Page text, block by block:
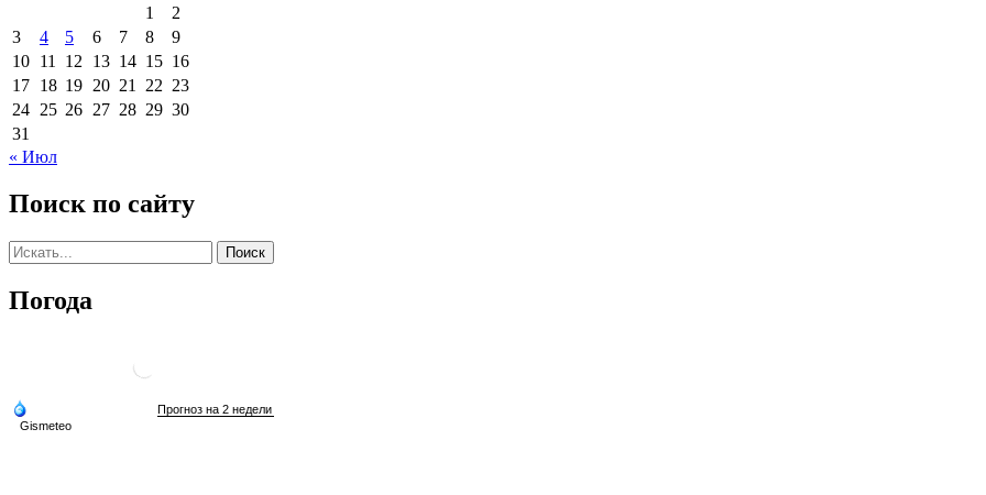
1
2
3
4 5 6 7 8
9
10 11 12 13 14 15 16
17 18 19 20 21 22 23
24 25 26 27 28 29 30
31
« Июл
Поиск по сайту
Погода